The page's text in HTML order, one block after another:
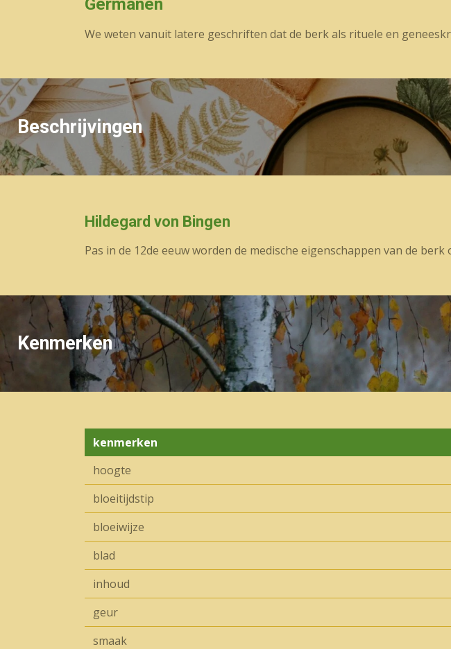
We weten vanuit latere geschriften dat de berk als rituele en
Beschrijvingen
Hildegard von Bingen
Pas in de 12de eeuw worden de medische eigenschappen van de
Kenmerken
kenmerken
hoogte
bloeitijdstip
bloeiwijze
blad
inhoud
geur
smaak